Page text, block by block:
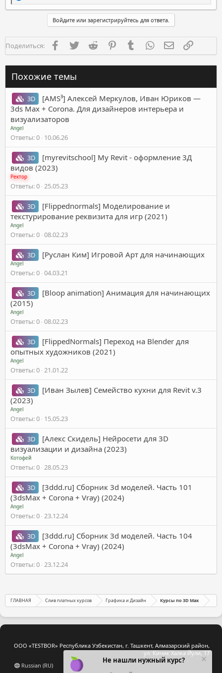
е
а
и
:
Войдите или зарегистрируйтесь для ответа.
Поделиться: FacebookTwitter Reddit PinterestTumblr WhatsAppЭлектронная
Похожие темы
3D
[AMS³] Алексей Меркулов, Иван Юриков ―
3ds Max + Corona. Для дизайнеров интерьера и
визуализаторов
Angel
Ответы 0 10.06.26
3D
[myrevitschool] My Revit - оформление 3Д
видов (2023)
Ректор
Ответы 0 25.05.23
3D
[Flippednormals] Моделирование и
текстурирование реквизита для игр (2021)
Angel
Ответы 0 08.02.23
3D [Руслан Ким] Игровой Арт для начинающих
Angel
Ответы 0 04.03.21
3D
[Bloop animation] Анимация для начинающих
(2015)
Angel
Ответы 0 08.02.23
3D
[FlippedNormals] Переход на Blender для
опытных художников (2021)
Angel
Ответы 0 21.01.22
3D
[Иван Зылев] Семейство кухни для Revit v.3
(2023)
Angel
Ответы 0 15.05.23
3D
[Алекс Скидель] Нейросети для 3D
визуализации и дизайна (2023)
Котофей
Ответы 0 28.05.23
3D
[3ddd.ru] Сборник 3d моделей. Часть 101
(3dsMax + Corona + Vray) (2024)
Angel
Ответы 0 23.12.24
3D
[3ddd.ru] Сборник 3d моделей. Часть 104
(3dsMax + Corona + Vray) (2024)
Angel
Ответы 0 23.12.24
ГЛАВНАЯ Слив платных курсов Графика и Дизайн Курсы по 3D Max
ООО «TESTBOR» Республика Узбекистан, г. Ташкент, Алмазарский район,
ул. Кичик Халка Йули, 17
Russian (RU)
Не нашли нужный курс?